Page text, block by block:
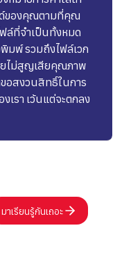
ของคุณตามที่คุณ
ล์ที่จำเป็นทั้งหมด
มพ์ รวมถึงไฟล์เวก
ยไม่สูญเสียคุณภาพ
ขอสงวนสิทธิ์ในการ
เรา เว้นแต่จะตกลง
มาเรียนรู้กันเถอะ